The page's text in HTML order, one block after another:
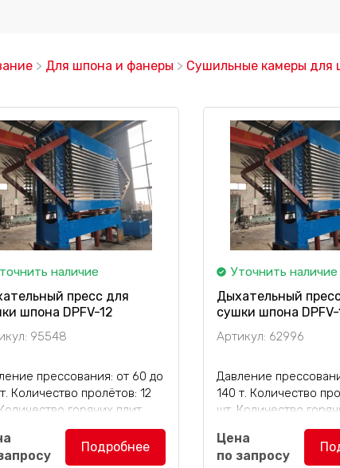
> Для шпона и фанеры > Сушильные камеры для
наличие
пресс для
шпона DPFV-12
95548
прессования: от 60 до
Количество пролётов: 12
горячих плит
пресс DPFV-12
Подробнее
Уточнить наличие
Дыхательный
сушки шпона DPFV-
Артикул: 62996
Давление
140 т. Количество
шт. Количество
Дыхательный пресс
Цена
по запросу